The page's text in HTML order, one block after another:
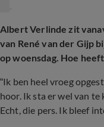
Albert Verlinde zit
van René van der Gijp
op woensdag. Hoe
“Ik ben heel vroeg
hoor. Ik sta er wel van
Echt, die pers. Ik bleef